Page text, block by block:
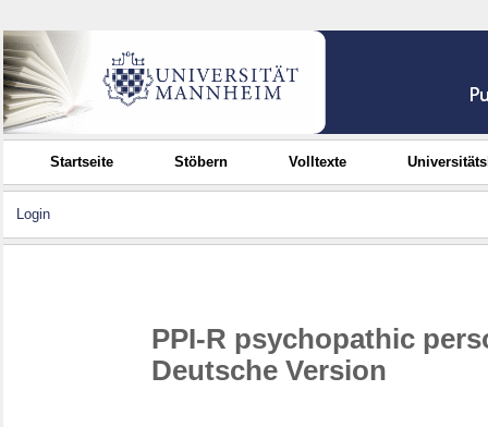
Startseite Stöbern Volltexte
Login
PPI-R psychopathic
Deutsche Version